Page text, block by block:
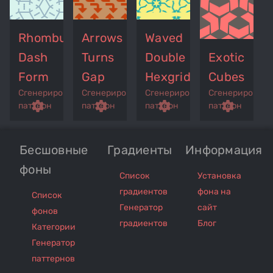
Rhombus
Dash
Form
Сгенерированный
паттерн
settings
Arrows
Turns
Gap
Сгенерированный
паттерн
remove_red_eye get_app settings
Waved
Double
Hexgrid
Сгенерированный
паттерн
remove_red_eye get_app settings
Exotic
Cubes
паттерн
remove_red_eye get_app settings
Бесшовные
фоны
Список
фонов
Категории
Генератор
паттернов
Градиенты
Список
градиентов
Генератор
градиентов
Информация
Установка
фона на
сайт
Блог